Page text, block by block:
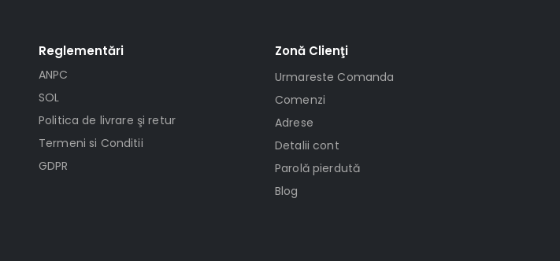
Reglementări
ANPC
SOL
Politica de livrare şi retur
Termeni si Conditii
GDPR
Zonă Clienţi
Urmareste Comanda
Comenzi
Adrese
Detalii cont
Parolă pierdută
Blog